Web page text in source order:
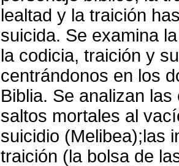
lealtad y la traición
suicida. Se examina
la codicia, traición y
centrándonos en los
Biblia. Se analizan
saltos mortales al vacío (Sempronio y Pármeno) y el
suicidio (Melibea);las imágenes de representación de la
traición (la bolsa de